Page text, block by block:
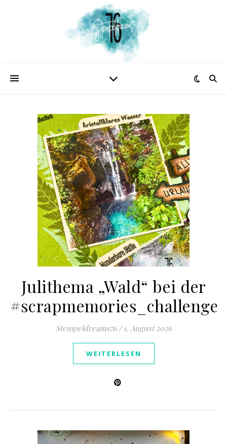
Julithema „Wald“ bei der
#scrapmemories_challenge
Stempeldreams76 / 1. August 2026
WEITERLESEN